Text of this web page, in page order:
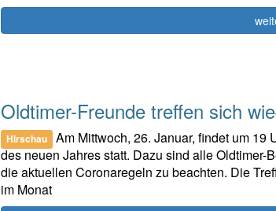
Oldtimer-Freunde treffen sich
Hirschau
Am Mittwoch, 26. Januar, findet um 19
des neuen Jahres statt. Dazu sind alle
die aktuellen Coronaregeln zu beachten. Die
im Monat